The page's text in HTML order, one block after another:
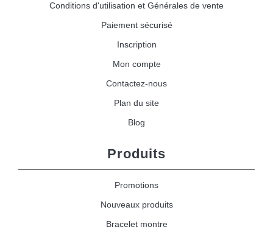
Conditions d'utilisation et Générales de vente
Paiement sécurisé
Inscription
Mon compte
Contactez-nous
Plan du site
Blog
Produits
Promotions
Nouveaux produits
Bracelet montre